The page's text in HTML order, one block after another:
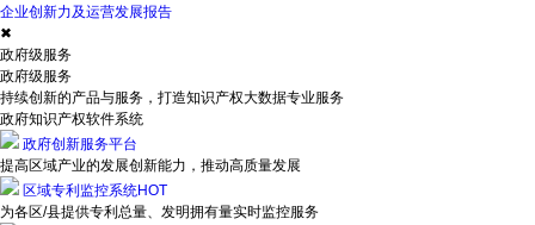
企业创新力及运营发展报告
✖
政府级服务
政府级服务
持续创新的产品与服务，打造知识产权大数据专业服务
政府知识产权软件系统
政府创新服务平台
提高区域产业的发展创新能力，推动高质量发展
区域专利监控系统HOT
为各区/县提供专利总量、发明拥有量实时监控服务